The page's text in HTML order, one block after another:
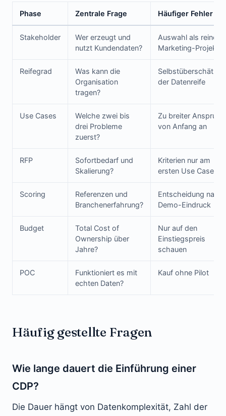
Phase Zentrale Frage Häufiger Fehler
Stakeholder
Wer erzeugt und
nutzt Kundendaten?
Auswahl als reines
Marketing-Projekt
Reifegrad
Was kann die
Organisation
tragen?
der Datenreife
Use Cases
Welche zwei bis
drei Probleme
zuerst?
Zu breiter Anspruch
von Anfang an
RFP
Sofortbedarf und
Skalierung?
Kriterien nur am
ersten Use Case
Scoring
Referenzen und
Branchenerfahrung?
Entscheidung nach
Demo-Eindruck
Budget
Total Cost of
Ownership über
Jahre?
Nur auf den
Einstiegspreis
schauen
POC
Funktioniert es mit
echten Daten?
Kauf ohne Pilot
Häufig gestellte Fragen
Wie lange dauert die Einführung einer
CDP?
Die Dauer hängt von Datenkomplexität, Zahl der